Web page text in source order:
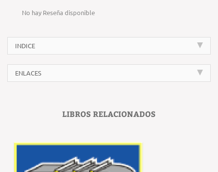
No hay Reseña disponible
INDICE
ENLACES
LIBROS RELACIONADOS